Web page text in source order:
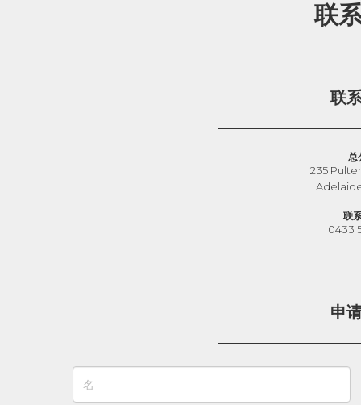
联
联
总
235
联
0433
申